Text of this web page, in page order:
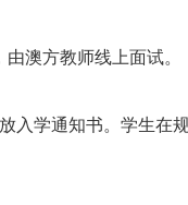
澳方教师线上面试。
入学通知书。学生在